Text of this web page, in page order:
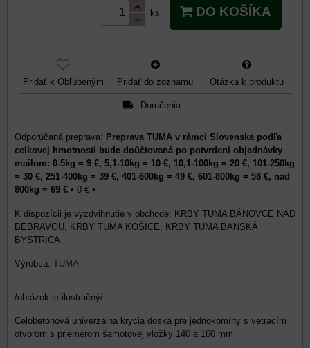
ks DO KOŠÍKA
Pridať k Obľúbeným Pridať do zoznamu Otázka k produktu
Doručenia
Preprava TUMA v rámci Slovenska podľa
celkovej hmotnosti bude doúčtovaná po potvrdení objednávky
mailom: 0-5kg = 9 €, 5,1-10kg = 10 €, 10,1-100kg = 20 €, 101-250kg
= 30 €, 251-400kg = 39 €, 401-600kg = 49 €, 601-800kg = 58 €, nad
800kg = 69 € • 0 € •
KRBY TUMA BÁNOVCE NAD
BEBRAVOU, KRBY TUMA KOŠICE, KRBY TUMA BANSKÁ
BYSTRICA
Výrobca: TUMA
/obrázok je ilustračný/
Celobetónová univerzálna krycia doska pre jednokomíny s vetracím
otvorom s priemerom šamotovej vložky 140 a 160 mm